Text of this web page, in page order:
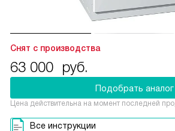
Снят с производства
63 000 руб.
Подобрать аналог
Цена действительна на момент последней
Все инструкции